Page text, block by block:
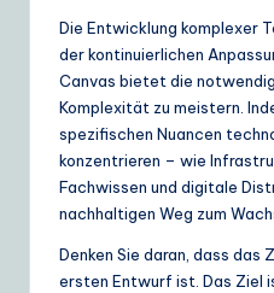
Die Entwicklung komplexer
der kontinuierlichen
Canvas bietet die
Komplexität zu meistern.
spezifischen Nuancen
konzentrieren – wie
Fachwissen und digitale
nachhaltigen Weg zum
Denken Sie daran, dass das
ersten Entwurf ist. Das Ziel